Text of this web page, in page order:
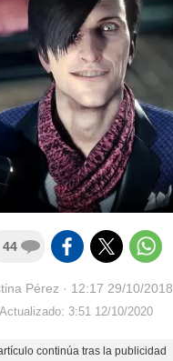
44
Pérez · 12:17 29/10/2018
Actualizado: 3:51 12/10/2020